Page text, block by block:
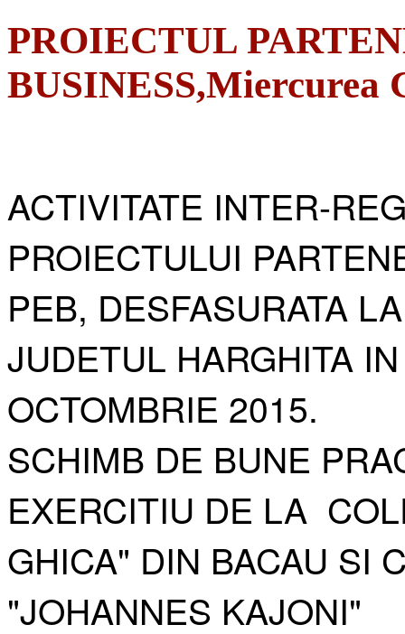
PROIECTUL
BUSINESS,Miercurea
ACTIVITATE INTER-
PROIECTULUI
PEB, DESFASURATA
JUDETUL HARGHITA
OCTOMBRIE 2015.
SCHIMB DE BUNE
EXERCITIU DE LA
GHICA" DIN BACAU SI
"JOHANNES KAJONI"​